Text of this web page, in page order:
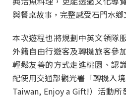
與餐桌故事，完整感受石門水
本次遊程也將規劃中英文領隊
外籍自由行遊客及轉機旅客參
輕鬆友善的方式走進桃園、認
配使用交通部觀光署「轉機入
Taiwan, Enjoy a Gift!）活動所